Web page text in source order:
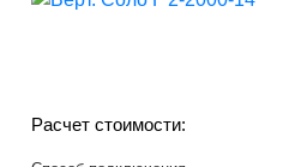
Расчет стоимости: